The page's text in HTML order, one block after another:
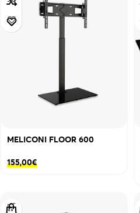
MELICONI FLOOR 600
155,00€